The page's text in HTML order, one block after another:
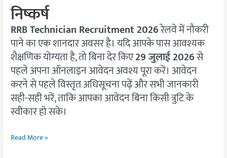
निष्कर्ष
RRB Technician Recruitment 2026रेलवे में नौकरी
पाने का एक शानदार अवसर है। यदि आपके पास आवश्यक
शैक्षणिक योग्यता है, तो बिना देर किए29 जुलाई 2026से
पहले अपना ऑनलाइन आवेदन अवश्य पूरा करें। आवेदन
करने से पहले विस्तृत अधिसूचना पढ़ें और सभी जानकारी
सही-सही भरें, ताकि आपका आवेदन बिना किसी त्रुटि के
स्वीकार हो सके।
Read More »